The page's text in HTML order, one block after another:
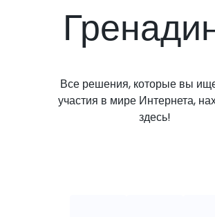
Все решения, которые вы
участия в мире Интернета,
здесь!